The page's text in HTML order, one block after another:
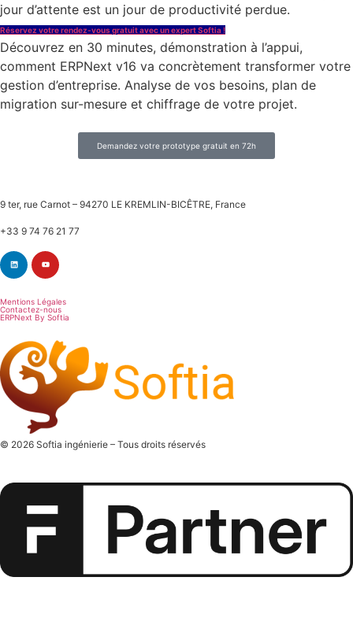
jour d’attente est un jour de productivité perdue.
Réservez votre rendez-vous gratuit avec un expert Softia !
Découvrez en 30 minutes, démonstration à l’appui,
comment ERPNext v16 va concrètement transformer votre
gestion d’entreprise. Analyse de vos besoins, plan de
migration sur-mesure et chiffrage de votre projet.
Demandez votre prototype gratuit en 72h
9 ter, rue Carnot – 94270 LE KREMLIN-BICÊTRE, France
+33 9 74 76 21 77
Mentions Légales
Contactez-nous
ERPNext By Softia
© 2026 Softia ingénierie – Tous droits réservés